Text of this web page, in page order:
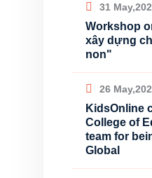
31
Workshop
xây dựng
non"
26
KidsOnline
College of
team for
Global